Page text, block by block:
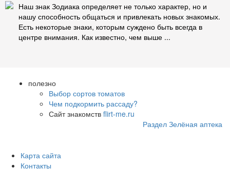
Наш знак Зодиака определяет не только характер, но и
нашу способность общаться и привлекать новых знакомых.
Есть некоторые знаки, которым суждено быть всегда в
центре внимания. Как известно, чем выше ...
полезно
Выбор сортов томатов
Чем подкормить рассаду?
Сайт знакомств flirt-me.ru
Раздел Зелёная аптека
Карта сайта
Контакты